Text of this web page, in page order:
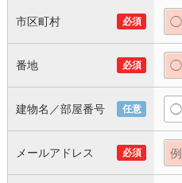
市区町村 必須
番地 必須
建物名／部屋番号 任意
メールアドレス 必須